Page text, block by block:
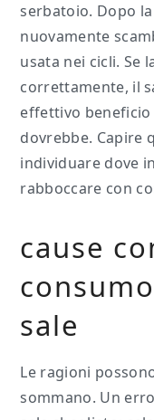
serbatoio. Dopo
nuovamente
usata nei cicli. Se
correttamente, il
effettivo
dovrebbe. Capire
individuare dove
rabboccare con
cause
sale
Le ragioni
sommano. Un